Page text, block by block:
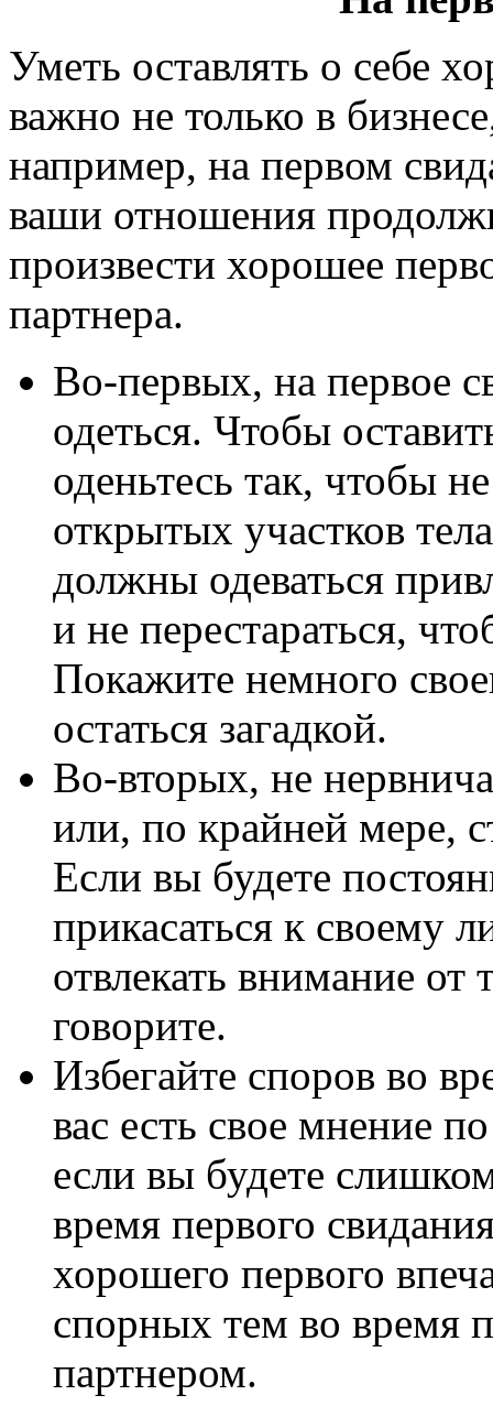
Уметь оставлять о себе
важно не только в
например, на первом
ваши отношения
произвести хорошее
партнера.
Во-первых, на первое
одеться. Чтобы
оденьтесь так, чтобы
открытых участков
должны одеваться
и не перестараться,
Покажите немного
остаться загадкой.
Во-вторых, не
или, по крайней мере,
Если вы будете
прикасаться к своему
отвлекать внимание от
говорите.
Избегайте споров во
вас есть свое мнение
если вы будете
время первого
хорошего первого
спорных тем во время
партнером.